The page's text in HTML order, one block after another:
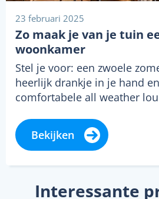
23 februari 2025
Zo maak je van je tuin
woonkamer
Stel je voor: een zwoele
heerlijk drankje in je hand
comfortabele all weather
Bekijken
Interessante